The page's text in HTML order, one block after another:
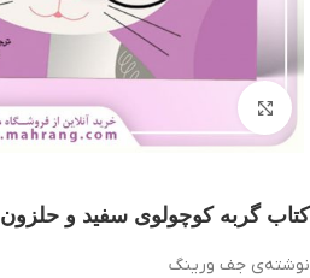
بزرگنمایی تصویر
کتاب گربه كوچولوی سفيد و حلزون
نوشته‌ی جف ورینگ